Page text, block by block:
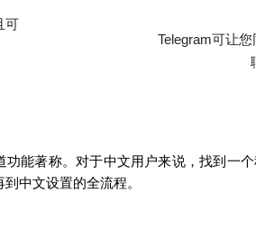
可
Telegram可让
能著称。对于中文用户来说，找到一
中文设置的全流程。